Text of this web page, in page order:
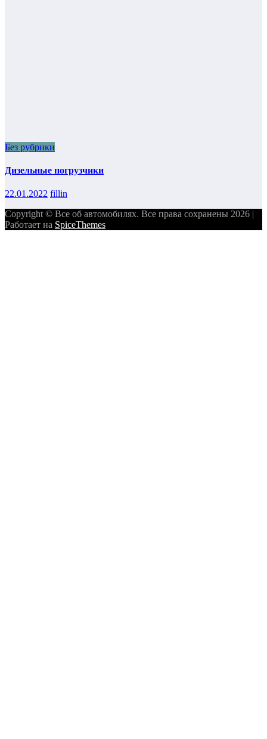
Без рубрики
Дизельные погрузчики
22.01.2022 fillin
Copyright © Все об автомобилях. Все права сохранены 2026 |
Работает на SpiceThemes